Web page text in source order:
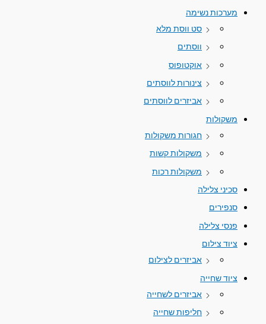
מערכות נשימה
סט ווסת מלא
ווסתים
אוקטופוס
צינורות לווסתים
אביזרים לווסתים
משקולות
חגורות משקולות
משקולות קשות
משקולות רכות
סכיני צלילה
סנפירים
פנסי צלילה
ציוד צילום
אביזרים לצילום
ציוד שחייה
אביזרים לשחייה
חליפות שחייה